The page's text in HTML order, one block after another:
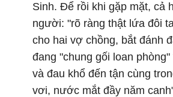
Sinh. Để rồi khi gặp mặt, cả
người: "rõ ràng thật lứa đôi
cho hai vợ chồng, bắt đánh
đang "chung gối loan
và đau khổ đến tận cùng
vơi, nước mắt đầy năm